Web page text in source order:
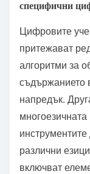
специфични
Цифровите
притежават
алгоритми за
съдържанието
напредък.
различни
включват